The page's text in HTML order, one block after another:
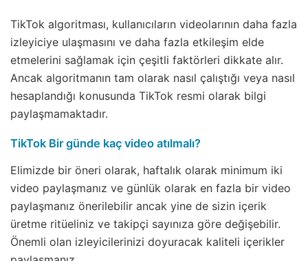
TikTok algoritması, kullanıcıların videolarının daha fazla
izleyiciye ulaşmasını ve daha fazla etkileşim elde
etmelerini sağlamak için çeşitli faktörleri dikkate alır.
Ancak algoritmanın tam olarak nasıl çalıştığı veya nasıl
hesaplandığı konusunda TikTok resmi olarak bilgi
paylaşmamaktadır.
TikTok Bir günde kaç video atılmalı?
Elimizde bir öneri olarak, haftalık olarak minimum iki
video paylaşmanız ve günlük olarak en fazla bir video
paylaşmanız önerilebilir ancak yine de sizin içerik
üretme ritüeliniz ve takipçi sayınıza göre değişebilir.
Önemli olan izleyicilerinizi doyuracak kaliteli içerikler